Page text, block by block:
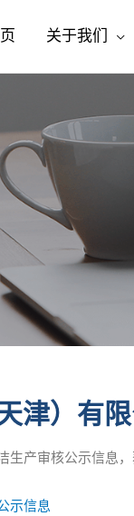
关于我们
津）有
产审核公示信息
示信息